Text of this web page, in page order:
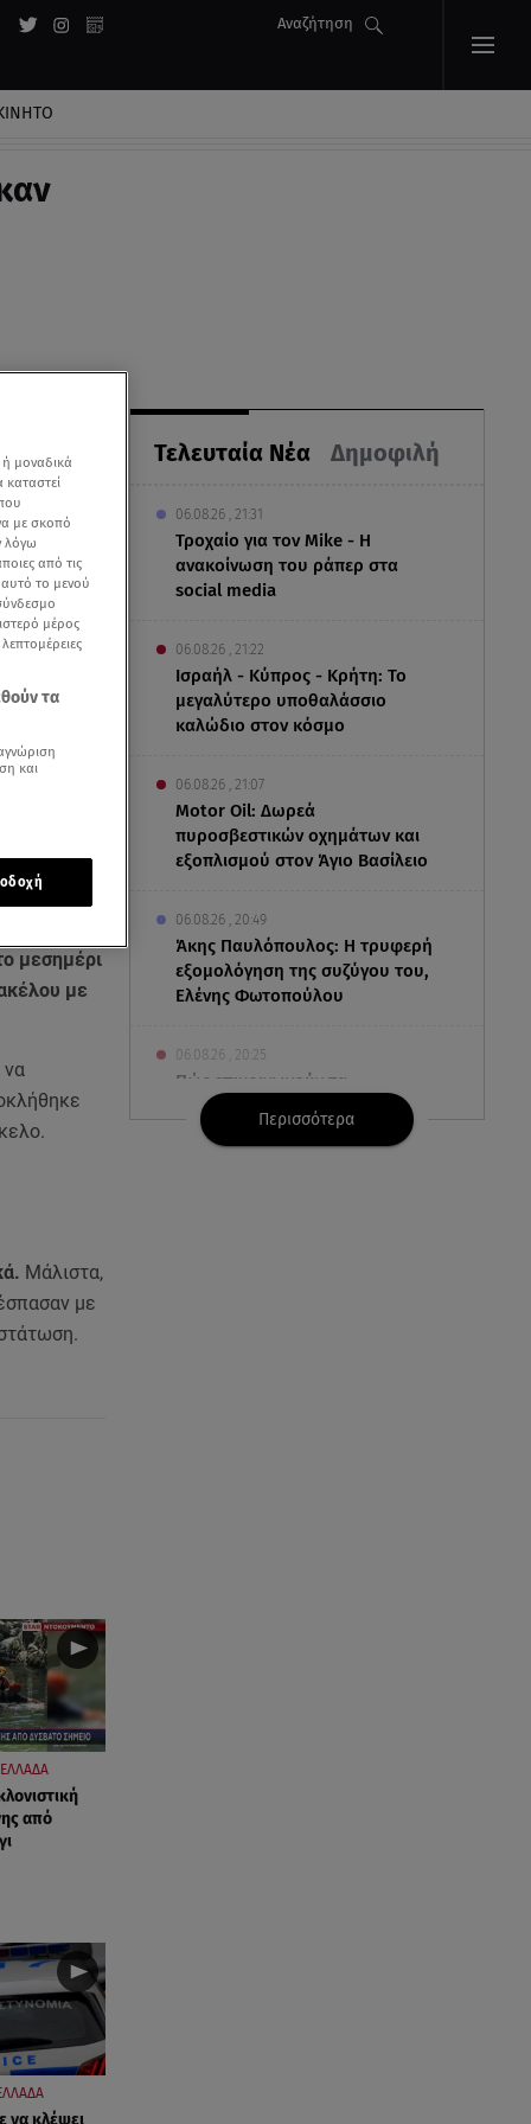
Αναζήτηση
Τελευταία Νέα Δημοφιλή
06.08.26 , 21:31
Τροχαίο για τον Mike - Η
ανακοίνωση του ράπερ στα
social media
06.08.26 , 21:22
Ισραήλ - Κύπρος - Κρήτη: Το
μεγαλύτερο υποθαλάσσιο
καλώδιο στον κόσμο
06.08.26 , 21:07
Motor Oil: Δωρεά
πυροσβεστικών οχημάτων και
εξοπλισμού στον Άγιο Βασίλειο
06.08.26 , 20:49
Άκης Παυλόπουλος: Η τρυφερή
εξομολόγηση της συζύγου του,
Ελένης Φωτοπούλου
06.08.26 , 20:25
Πώς επικοινωνούν τα
ελικόπτερα στη φωτιά και ο
ρόλος του «συνδέσμου»
Περισσότερα
μεσημέρι
με
Μάλιστα,
με
ΕΛΛΑΔΑ
από
να κλέψει
μοναδικά
με σκοπό
λόγω
από τις
αυτό το μενού
μέρος
τα
και